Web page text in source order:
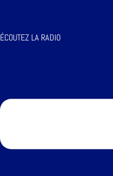
ÉCOUTEZ LA RADIO